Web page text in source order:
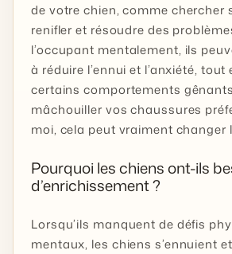
de votre chien, comme chercher
renifler et résoudre des
l’occupant mentalement, ils
à réduire l’ennui et l’anxiété,
certains comportements
mâchouiller vos chaussures
moi, cela peut vraiment changer
Pourquoi les chiens ont-ils
d’enrichissement ?
Lorsqu’ils manquent de défis
mentaux, les chiens s’ennuient